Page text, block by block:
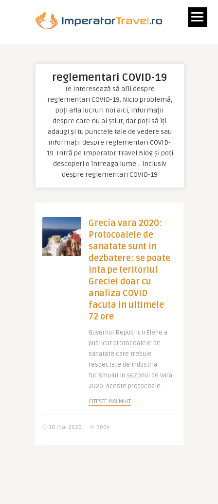
reglementari COVID-19
Te interesează să afli despre
reglementari COVID-19. Nicio problemă,
poți afla lucruri noi aici, informații
despre care nu ai știut, dar poți să îți
adaugi și tu punctele tale de vedere sau
informații despre reglementari COVID-
19. Intră pe Imperator Travel Blog și poți
descoperi o întreaga lume… inclusiv
despre reglementari COVID-19
Grecia vara 2020:
Protocoalele de
sanatate sunt in
dezbatere: se poate
inta pe teritoriul
Greciei doar cu
analiza COVID
facuta in ultimele
72 ore
Guvernul Republicii Elene a
publicat protocoalele de
sanatate care trebuie
respectate de industria
turismului in sezonul de vara
2020. Aceste protocoale ..
CITEȘTE MAI MULT
10 mai 2020 6004